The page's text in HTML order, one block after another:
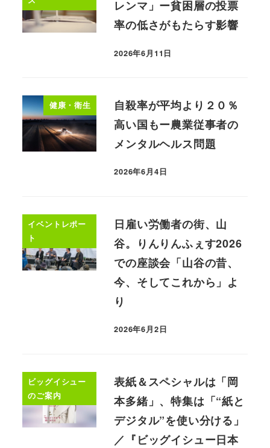
レンマ」ー貧困層の投票
率の低さがもたらす影響
2026年6月11日
健康・衛生
自殺率が平均より２０％
高い国もー農業従事者の
メンタルヘルス問題
2026年6月4日
イベントレポー
ト
日雇い労働者の街、山
谷。りんりんふぇす2026
での座談会「山谷の昔、
今、そしてこれから」よ
り
2026年6月2日
ビッグイシュー
のご案内
表紙＆スペシャルは「岡
本多緒」、特集は「“紙と
デジタル”を使い分ける」
／『ビッグイシュー日本